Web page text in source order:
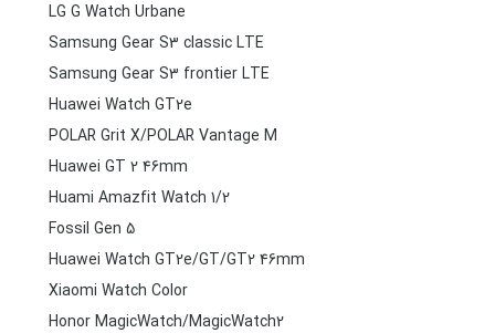
LG G Watch Urbane
Samsung Gear S3 classic LTE
Samsung Gear S3 frontier LTE
Huawei Watch GT2e
POLAR Grit X/POLAR Vantage M
Huawei GT 2 46mm
Huami Amazfit Watch 1/2
Fossil Gen 5
Huawei Watch GT2e/GT/GT2 46mm
Xiaomi Watch Color
Honor MagicWatch/MagicWatch2